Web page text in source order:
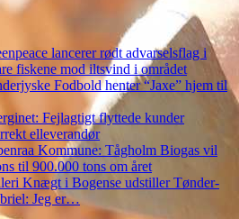
lancerer rødt advarselsflag i
fiskene mod iltsvind i området
Fodbold henter “Jaxe” hjem til
Fejlagtigt flyttede kunder
elleverandør
Kommune: Tågholm Biogas vil
til 900.000 tons om året
Knægt i Bogense udstiller Tønder-
Jeg er…